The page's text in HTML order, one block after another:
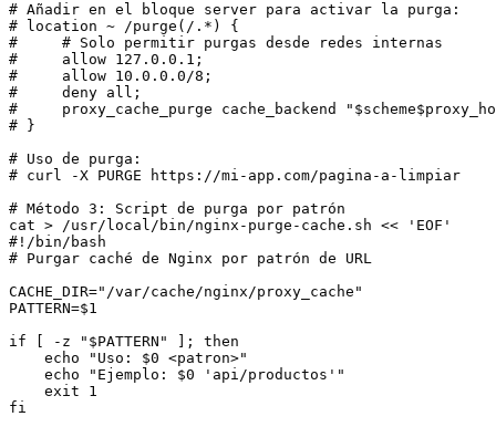
# Añadir en el bloque server para activar la purga:
# location ~ /purge(/.*) {
#     # Solo permitir purgas desde redes internas
#     allow 127.0.0.1;
#     allow 10.0.0.0/8;
#     deny all;
#     proxy_cache_purge cache_backend
# }
# Uso de purga:
# curl -X PURGE https://mi-app.com/pagina-a-limpiar
# Método 3: Script de purga por patrón
cat > /usr/local/bin/nginx-purge-cache.sh << 'EOF'
#!/bin/bash
# Purgar caché de Nginx por patrón de URL
CACHE_DIR="/var/cache/nginx/proxy_cache"
PATTERN=$1
if [ -z "$PATTERN" ]; then
    echo "Uso: $0 <patron>"
    echo "Ejemplo: $0 'api/productos'"
    exit 1
fi